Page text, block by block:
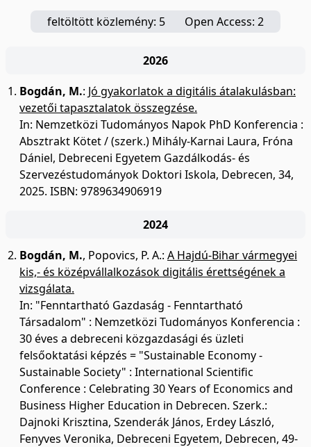
feltöltött közlemény: 5 Open Access: 2
2026
Bogdán, M.: Jó gyakorlatok a digitális átalakulásban:
vezetői tapasztalatok összegzése.
In: Nemzetközi Tudományos Napok PhD Konferencia :
Absztrakt Kötet / (szerk.) Mihály-Karnai Laura, Fróna
Dániel, Debreceni Egyetem Gazdálkodás- és
Szervezéstudományok Doktori Iskola, Debrecen, 34,
2025. ISBN: 9789634906919
2024
Bogdán, M., Popovics, P. A.: A Hajdú-Bihar vármegyei
kis,- és középvállalkozások digitális érettségének a
vizsgálata.
In: "Fenntartható Gazdaság - Fenntartható
Társadalom" : Nemzetközi Tudományos Konferencia :
30 éves a debreceni közgazdasági és üzleti
felsőoktatási képzés = "Sustainable Economy -
Sustainable Society" : International Scientific
Conference : Celebrating 30 Years of Economics and
Business Higher Education in Debrecen. Szerk.:
Dajnoki Krisztina, Szenderák János, Erdey László,
Fenyves Veronika, Debreceni Egyetem, Debrecen, 49-